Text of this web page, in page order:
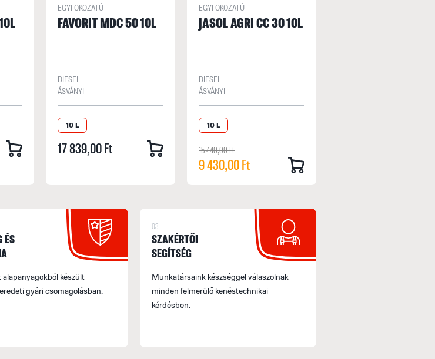
EGYFOKOZATÚ
FAVORIT MDC 50 10L
DIESEL
ÁSVÁNYI
10 L
17 839,00 Ft
EGYFOKOZATÚ
JASOL AGRI CC 30 10L
DIESEL
ÁSVÁNYI
10 L
15 440,00 Ft
9 430,00 Ft
ÉS
alapanyagokból készült
gyári csomagolásban.
03
SZAKÉRTŐI
SEGÍTSÉG
Munkatársaink készséggel válaszolnak
minden felmerülő kenéstechnikai
kérdésben.